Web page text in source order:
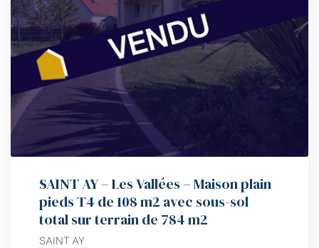
SAINT AY – Les Vallées – Maison plain
pieds T4 de 108 m2 avec sous-sol
total sur terrain de 784 m2
SAINT AY